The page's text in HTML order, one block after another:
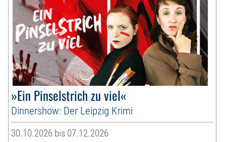
»Ein Pinselstrich zu viel«
Dinnershow: Der Leipzig Krimi
30.10.2026 bis 07.12.2026